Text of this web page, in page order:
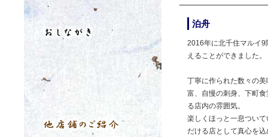
泊舟
2016年に北千住マルイ
えることができました。
丁寧に作られた数々の
富、自慢の刺身、下町
る店内の雰囲気。
楽しくほっと一息つい
だける店として真心を